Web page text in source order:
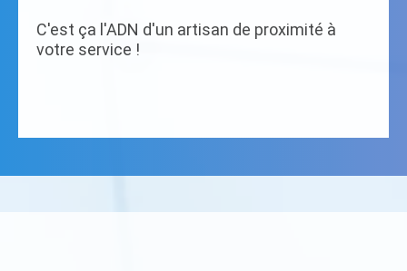
C'est ça l'ADN d'un artisan de proximité à
votre service !